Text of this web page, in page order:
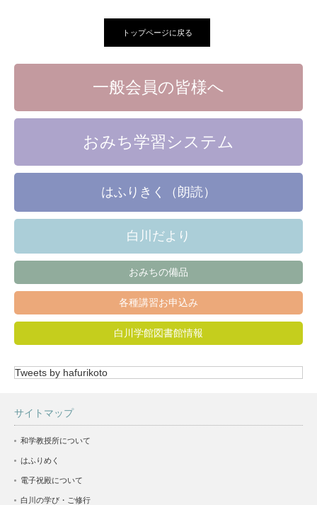
トップページに戻る
一般会員の皆様へ
おみち学習システム
はふりきく（朗読）
白川だより
おみちの備品
各種講習お申込み
白川学館図書館情報
Tweets by hafurikoto
サイトマップ
和学教授所について
はふりめく
電子祝殿について
白川の学び・ご修行